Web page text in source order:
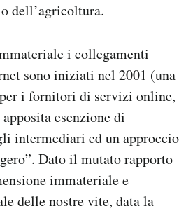
dell’agricoltura.
i collegamenti
sono iniziati nel 2001 (una
i fornitori di servizi online,
esenzione di
intermediari ed un approccio
Dato il mutato rapporto
immateriale e
delle nostre vite, data la